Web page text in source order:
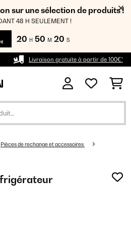
sur une sélection de produits !
48 H SEULEMENT !
20 H 50 M 19 S
Livraison gratuite à partir de 100€*
Pièces de rechange et accessoires